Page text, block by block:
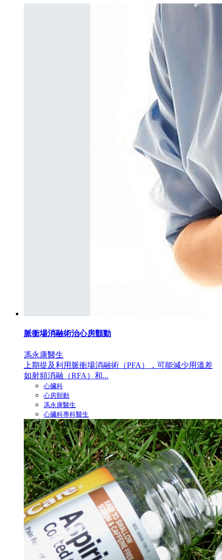
脈衝場消融術治心房顫動
馮永康醫生
上期提及利用脈衝場消融術（PFA），可能減少用溫差
如射頻消融（RFA）和...
心臟科
心房顫動
馮永康醫生
心臟科專科醫生